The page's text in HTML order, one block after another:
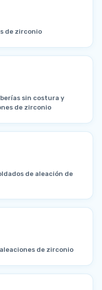
de zirconio
sin costura y
de zirconio
de aleación de
de zirconio